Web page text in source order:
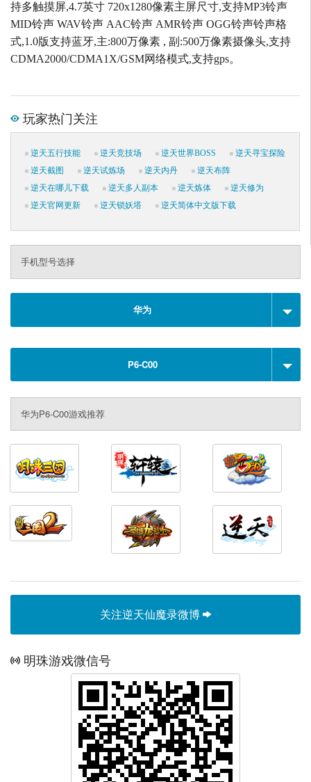
持多触摸屏,4.7英寸 720x1280像素主屏尺寸,支持MP3铃声
MID铃声 WAV铃声 AAC铃声 AMR铃声 OGG铃声铃声格
式,1.0版支持蓝牙,主:800万像素 , 副:500万像素摄像头,支持
CDMA2000/CDMA1X/GSM网络模式,支持gps。
玩家热门关注
逆天五行技能 逆天竞技场 逆天世界BOSS
逆天寻宝探险
逆天截图
逆天试炼场 逆天内丹
逆天布阵
逆天在哪儿下载
逆天多人副本 逆天炼体
逆天修为
逆天官网更新
逆天锁妖塔 逆天简体中文版下载
手机型号选择
华为
P6-C00
华为P6-C00游戏推荐
关注逆天仙魔录微博
明珠游戏微信号